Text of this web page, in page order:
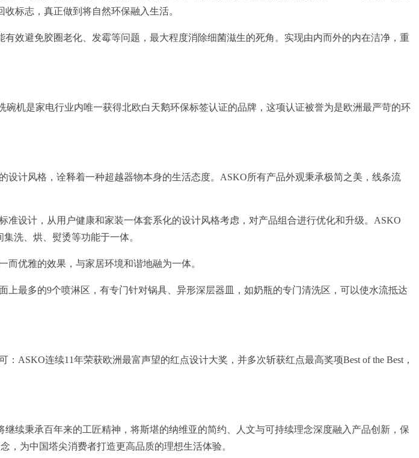
标志，真正做到将自然环保融入生活。
效避免胶圈老化、发霉等问题，最大程度消除细菌滋生的死角。实现由内而外的内在洁净，重
机是家电行业内唯一获得北欧白天鹅环保标签认证的品牌，这项认证被誉为是欧洲最严苛的环
计风格，诠释着一种超越器物本身的生活态度。ASKO所有产品外观秉承极简之美，线条流
设计，从用户健康和家装一体套系化的设计风格考虑，对产品组合进行优化和升级。ASKO
洗、烘、熨烫等功能于一体。
优雅的效果，与家居环境和谐地融为一体。
最多的9个喷淋区，有专门针对锅具、异形深层器皿，如奶瓶的专门清洗区，可以使水流抵达
ASKO连续11年荣获欧洲最富声望的红点设计大奖，并多次斩获红点最高奖项Best of the Best，
续秉承百年来的工匠精神，将斯堪的纳维亚的简约、人文与可持续理念深度融入产品创新，保
，为中国塔尖消费者打造更高品质的理想生活体验。